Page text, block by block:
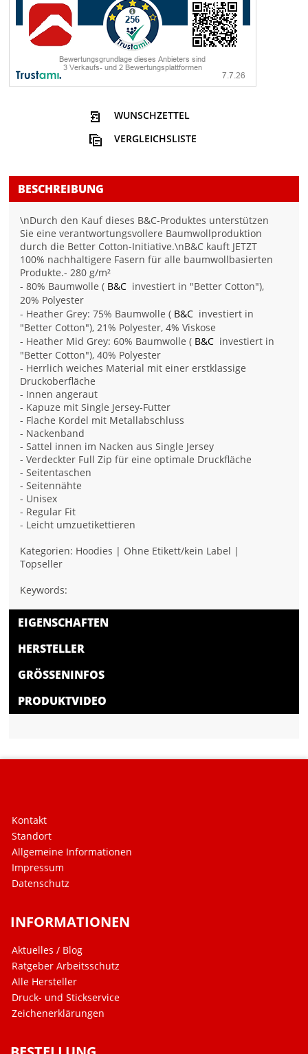
WUNSCHZETTEL
VERGLEICHSLISTE
BESCHREIBUNG
\nDurch den Kauf dieses B&C-Produktes unterstützen
Sie eine verantwortungsvollere Baumwollproduktion
durch die Better Cotton-Initiative.\nB&C kauft JETZT
100% nachhaltigere Fasern für alle baumwollbasierten
Produkte.- 280 g/m²
- 80% Baumwolle ( B&C investiert in "Better Cotton"),
20% Polyester
- Heather Grey: 75% Baumwolle ( B&C investiert in
"Better Cotton"), 21% Polyester, 4% Viskose
- Heather Mid Grey: 60% Baumwolle ( B&C investiert in
"Better Cotton"), 40% Polyester
- Herrlich weiches Material mit einer erstklassige
Druckoberfläche
- Innen angeraut
- Kapuze mit Single Jersey-Futter
- Flache Kordel mit Metallabschluss
- Nackenband
- Sattel innen im Nacken aus Single Jersey
- Verdeckter Full Zip für eine optimale Druckfläche
- Seitentaschen
- Seitennähte
- Unisex
- Regular Fit
- Leicht umzuetikettieren
Kategorien: Hoodies | Ohne Etikett/kein Label |
Topseller
Keywords:
EIGENSCHAFTEN
HERSTELLER
GRÖSSENINFOS
PRODUKTVIDEO
Kontakt
Standort
Allgemeine Informationen
Impressum
Datenschutz
INFORMATIONEN
Aktuelles / Blog
Ratgeber Arbeitsschutz
Alle Hersteller
Druck- und Stickservice
Zeichenerklärungen